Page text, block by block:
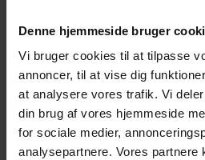
Denne hjemmeside bruger
Vi bruger cookies til at tilpasse
annoncer, til at vise dig
at analysere vores trafik. Vi
din brug af vores hjemmeside
for sociale medier,
analysepartnere. Vores partnere
Kastration af hanhunde kan
til at strejfe, markere og
risikoen for testikelkræft og
prostataforstørrelse. Dog kan
vægtøgning, ændringer i pelsen,
adfærden, hvorfor beslutningen
omhu.